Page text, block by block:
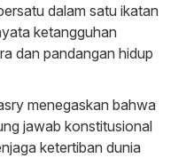
dalam satu ikatan
ketangguhan
dan pandangan hidup
menegaskan bahwa
jawab konstitusional
ketertiban dunia